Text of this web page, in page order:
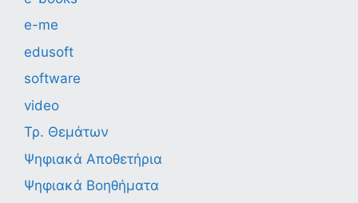
e-me
edusoft
software
video
Τρ. Θεμάτων
Ψηφιακά Αποθετήρια
Ψηφιακά Βοηθήματα